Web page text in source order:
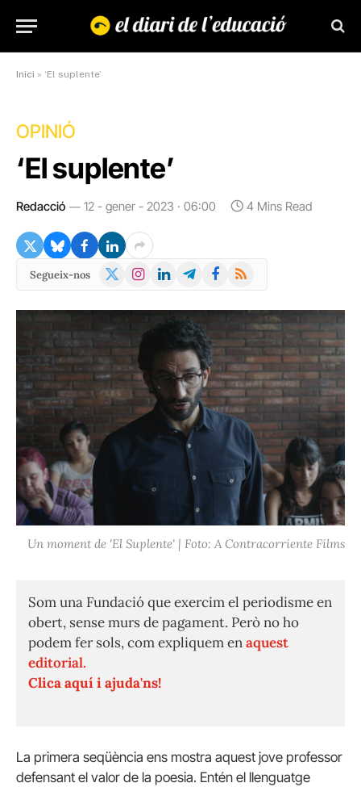
Inici » ‘El suplente’
OPINIÓ
‘El suplente’
Redacció 12 - gener - 2023 · 06:00 4 Mins Read
Segueix-nos
X
Instagram
LinkedInTelegramFacebook
RSS
Un moment de 'El Suplente' | Foto: A Contracorriente Films
Som una Fundació que exercim el periodisme en
obert, sense murs de pagament. Però no ho
podem fer sols, com expliquem enaquest
editorial.
Clica aquí i ajuda'ns!
La primera seqüència ens mostra aquest jove professor
defensant el valor de la poesia. Entén el llenguatge